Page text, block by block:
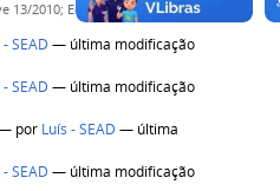
13/2010; Edital Coperve 32/2010
SEAD — última modificação
SEAD — última modificação
por Luís - SEAD — última
SEAD — última modificação